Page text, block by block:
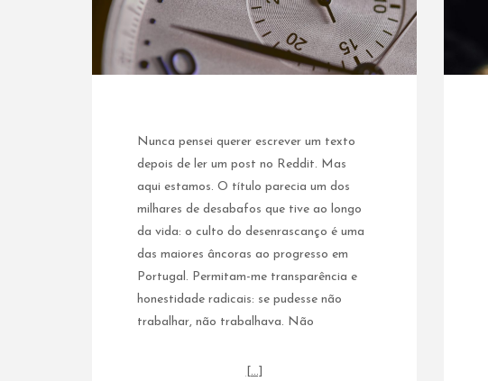
Nunca pensei querer escrever um texto
depois de ler um post no Reddit. Mas
aqui estamos. O título parecia um dos
milhares de desabafos que tive ao longo
da vida: o culto do desenrascanço é uma
das maiores âncoras ao progresso em
Portugal. Permitam-me transparência e
honestidade radicais: se pudesse não
trabalhar, não trabalhava. Não
[…]